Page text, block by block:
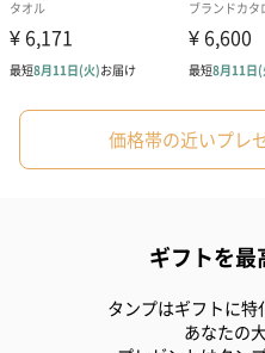
自然のお花で作ったドライフラ
梱します。
一部花材が写真と異なる場合が
プリ
価格帯の近いプレ
ギフトを最
タンプはギフトに特
あなたの